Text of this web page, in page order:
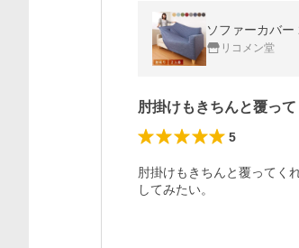
ソファーカバ
リコメン堂
肘掛けもきちんと覆っ
5
肘掛けもきちんと覆ってく
してみたい。